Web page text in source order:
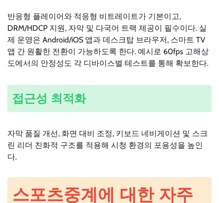
반응형 플레이어와 적응형 비트레이트가 기본이고,
DRM/HDCP 지원, 자막 및 다국어 트랙 제공이 필수이다. 실
제 운영은 Android/iOS 앱과 데스크탑 브라우저, 스마트 TV
앱 간 원활한 전환이 가능하도록 한다. 예시로 60fps 고해상
도에서의 안정성도 각 디바이스별 테스트를 통해 확보한다.
접근성 최적화
자막 품질 개선, 화면 대비 조정, 키보드 네비게이션 및 스크
린 리더 친화적 구조를 적용해 시청 환경의 포용성을 높인
다.
스포츠중계에 대한 자주